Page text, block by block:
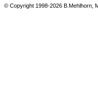
© Copyright 1998-2026 B.Mehlhorn,